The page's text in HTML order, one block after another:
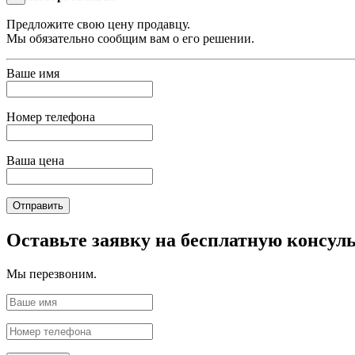
Предложите свою цену продавцу.
Мы обязательно сообщим вам о его решении.
Ваше имя
Номер телефона
Ваша цена
Отправить
Оставьте заявку на бесплатную
Мы перезвоним.